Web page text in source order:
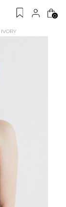
0
IVORY